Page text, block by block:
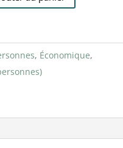
, Économique,